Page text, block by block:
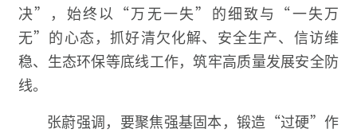
决”，始终以“万无一失”的细致与“一失万
无”的心态，抓好清欠化解、安全生产、信访维
稳、生态环保等底线工作，筑牢高质量发展安全防
线。
张蔚强调，要聚焦强基固本，锻造“过硬”作